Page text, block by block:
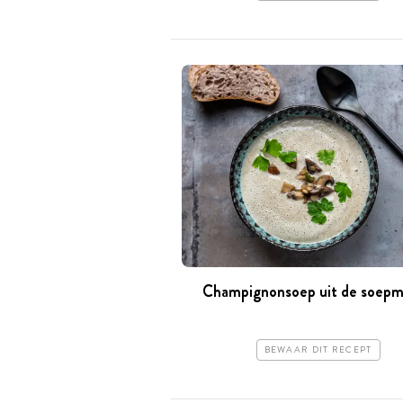
Champignonsoep uit de
BEWAAR DIT RECEPT